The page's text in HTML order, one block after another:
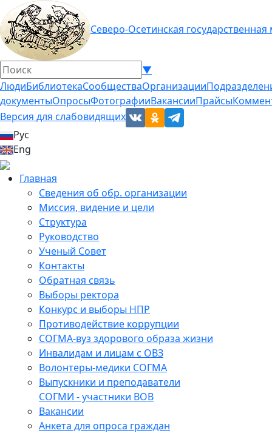
Северо-Осетинская
▼
ЛюдиБиблиотекаСообществаОрганизации
документыОпросыФотографииВакансииПрайсы
Версия для слабовидящих
Рус
Eng
Главная
Сведения об обр. организации
Миссия, видение и цели
Структура
Руководство
Ученый Совет
Контакты
Обратная связь
Выборы ректора
Конкурс и выборы НПР
Противодействие коррупции
СОГМА-вуз здорового образа жизни
Инвалидам и лицам с ОВЗ
Волонтеры-медики СОГМА
Выпускники и преподаватели
СОГМИ - участники ВОВ
Вакансии
Анкета для опроса граждан